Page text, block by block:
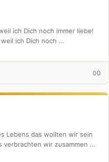
ich Dich noch immer liebe!
ich Dich noch …
00
Lebens das wollten wir sein
verbrachten wir zusammen …